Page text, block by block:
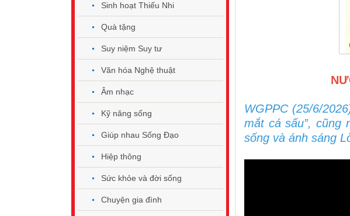
WGPPC (25/6/
mắt cá sấu”, cũng
sống và ánh sáng
Sinh hoạt Thiếu Nhi
Quà tặng
Suy niệm Suy tư
Văn hóa Nghệ thuật
Âm nhạc
Kỹ năng sống
Giúp nhau Sống Đạo
Hiệp thông
Sức khỏe và đời sống
Chuyện gia đình